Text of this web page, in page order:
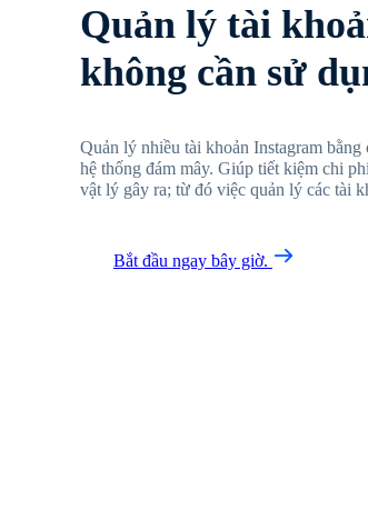
Quản lý tài
không cần sử
Quản lý nhiều tài khoản Instagram
hệ thống đám mây. Giúp tiết kiệm chi
vật lý gây ra; từ đó việc quản lý các tài
Bắt đầu ngay bây giờ.